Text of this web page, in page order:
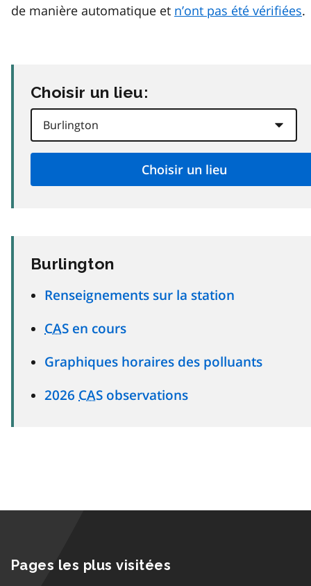
de manière automatique et n’ont pas été vérifiées.
Choisir un lieu:
Burlington
Renseignements sur la station
CAS en cours
Graphiques horaires des polluants
2026 CAS observations
Pages les plus visitées